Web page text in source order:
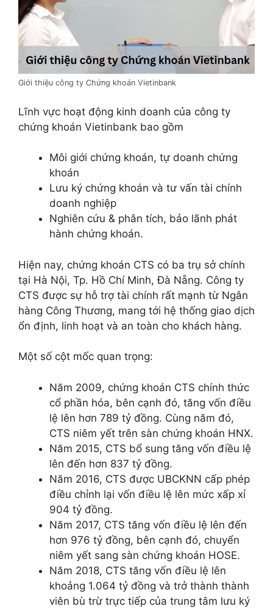
Giới thiệu công ty Chứng khoán Vietinbank
Lĩnh vực hoạt động kinh doanh của công ty
chứng khoán Vietinbank bao gồm
Môi giới chứng khoán, tự doanh chứng
khoán
Lưu ký chứng khoán và tư vấn tài chính
doanh nghiệp
Nghiên cứu & phân tích, bảo lãnh phát
hành chứng khoán.
Hiện nay, chứng khoán CTS có ba trụ sở chính
tại Hà Nội, Tp. Hồ Chí Minh, Đà Nẵng. Công ty
CTS được sự hỗ trợ tài chính rất mạnh từ Ngân
hàng Công Thương, mang tới hệ thống giao dịch
ổn định, linh hoạt và an toàn cho khách hàng.
Một số cột mốc quan trọng:
Năm 2009, chứng khoán CTS chính thức
cổ phần hóa, bên cạnh đó, tăng vốn điều
lệ lên hơn 789 tỷ đồng. Cùng năm đó,
CTS niêm yết trên sàn chứng khoán HNX.
Năm 2015, CTS bổ sung tăng vốn điều lệ
lên đến hơn 837 tỷ đồng.
Năm 2016, CTS được UBCKNN cấp phép
điều chỉnh lại vốn điều lệ lên mức xấp xỉ
904 tỷ đồng.
Năm 2017, CTS tăng vốn điều lệ lên đến
hơn 976 tỷ đồng, bên cạnh đó, chuyển
niêm yết sang sàn chứng khoán HOSE.
Năm 2018, CTS tăng vốn điều lệ lên
khoảng 1.064 tỷ đồng và trở thành thành
viên bù trừ trực tiếp của trung tâm lưu ký